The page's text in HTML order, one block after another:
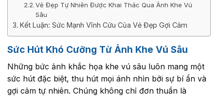
Vẻ Đẹp Tự Nhiên Được Khai Thác Qua Ảnh Khe Vú
Sâu
Kết Luận: Sức Mạnh Vĩnh Cửu Của Vẻ Đẹp Gợi Cảm
Sức Hút Khó Cưỡng Từ Ảnh Khe Vú Sâu
Những bức ảnh khắc họa khe vú sâu luôn mang một
sức hút đặc biệt, thu hút mọi ánh nhìn bởi sự bí ẩn và
gợi cảm tự nhiên. Chúng không chỉ đơn thuần là